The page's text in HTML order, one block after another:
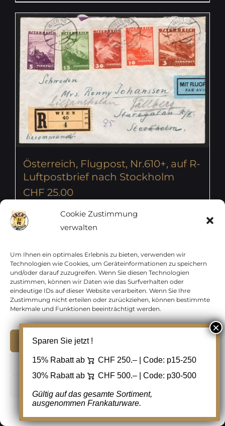
Cookie Zustimmung
verwalten
Um Ihnen ein optimales Erlebnis zu bieten, verwenden wir
Technologien wie Cookies, um Geräteinformationen zu speichern
und/oder darauf zuzugreifen. Wenn Sie diesen Technologien
zustimmen, können wir Daten wie das Surfverhalten oder
eindeutige IDs auf dieser Website verarbeiten. Wenn Sie Ihre
Zustimmung nicht erteilen oder zurückziehen, können bestimmte
Merkmale und Funktionen beeinträchtigt werden.
Ablehnen
Österreich, Flugpost, Nr.610+, auf R-
Luftpostbrief nach Stockholm
CHF 25.00
In den Warenkorb
hinzufügen
Sparen Sie jetzt !
15% Rabatt ab CHF 250.– | Code: p15-250
30% Rabatt ab
CHF 500.– | Code: p30-500
Gültig auf das gesamte Sortiment,
ausgenommen Frankaturware.